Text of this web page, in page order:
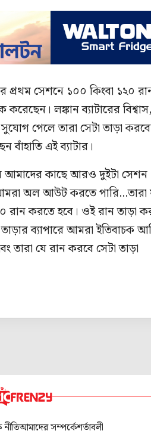
প্রথম সেশনে ১০০ কিংবা ১২০
লঙ্কান ব্যাটারের
পেলে তারা সেটা তাড়া
বাঁহাতি এই ব্যাটার।
আমাদের কাছে আরও দুইটা সেশন
অল আউট করতে পারি...তারা
করতে হবে। ওই রান তাড়া
ব্যাপারে আমরা ইতিবাচক
যে রান করবে সেটা তাড়া
আমাদের সম্পর্কেশর্তাবলী